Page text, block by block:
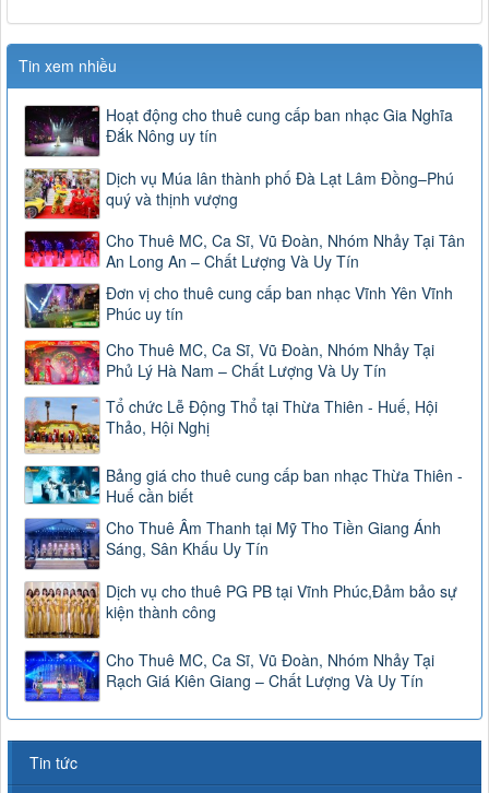
Tin xem nhiều
Hoạt động cho thuê cung cấp ban nhạc Gia Nghĩa
Đắk Nông uy tín
Dịch vụ Múa lân thành phố Đà Lạt Lâm Đồng–Phú
quý và thịnh vượng
Cho Thuê MC, Ca Sĩ, Vũ Đoàn, Nhóm Nhảy Tại Tân
An Long An – Chất Lượng Và Uy Tín
Đơn vị cho thuê cung cấp ban nhạc Vĩnh Yên Vĩnh
Phúc uy tín
Cho Thuê MC, Ca Sĩ, Vũ Đoàn, Nhóm Nhảy Tại
Phủ Lý Hà Nam – Chất Lượng Và Uy Tín
Tổ chức Lễ Động Thổ tại Thừa Thiên - Huế, Hội
Thảo, Hội Nghị
Bảng giá cho thuê cung cấp ban nhạc Thừa Thiên -
Huế cần biết
Cho Thuê Âm Thanh tại Mỹ Tho Tiền Giang Ánh
Sáng, Sân Khấu Uy Tín
Dịch vụ cho thuê PG PB tại Vĩnh Phúc,Đảm bảo sự
kiện thành công
Cho Thuê MC, Ca Sĩ, Vũ Đoàn, Nhóm Nhảy Tại
Rạch Giá Kiên Giang – Chất Lượng Và Uy Tín
Tin tức